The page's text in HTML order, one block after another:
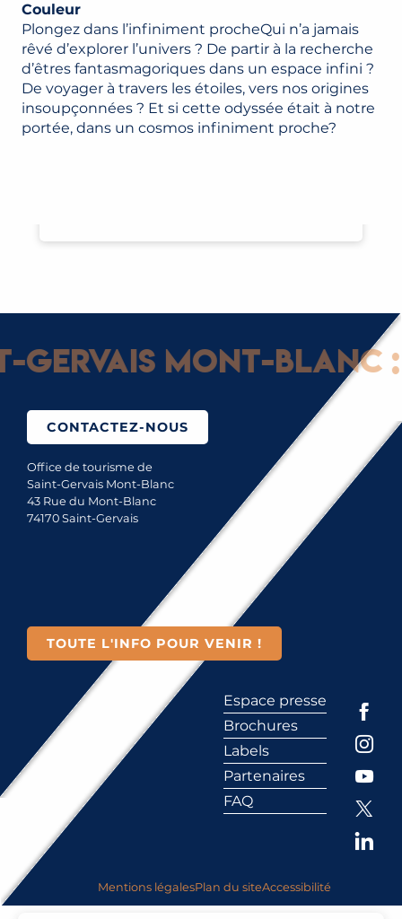
Couleur
Plongez dans l’infiniment procheQui n’a jamais
rêvé d’explorer l’univers ? De partir à la recherche
d’êtres fantasmagoriques dans un espace infini ?
De voyager à travers les étoiles, vers nos origines
insoupçonnées ? Et si cette odyssée était à notre
portée, dans un cosmos infiniment proche?
Mont-Blanc :
CONTACTEZ-NOUS
Office de tourisme de
Saint-Gervais Mont-Blanc
43 Rue du Mont-Blanc
74170 Saint-Gervais
TOUTE L'INFO POUR VENIR !
Espace presse
Brochures
Labels
Partenaires
FAQ
Mentions légalesPlan du siteAccessibilité